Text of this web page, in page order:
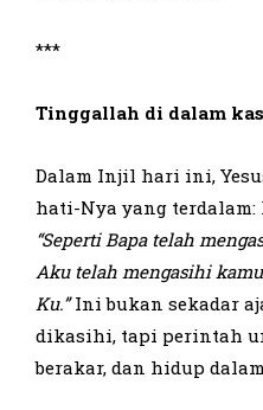
***
Tinggallah di dalam
Dalam Injil hari ini,
hati-Nya yang terdalam:
“Seperti Bapa telah
Aku telah mengasihi
Ku.”Ini bukan sekadar
dikasihi, tapi perintah
berakar, dan hidup